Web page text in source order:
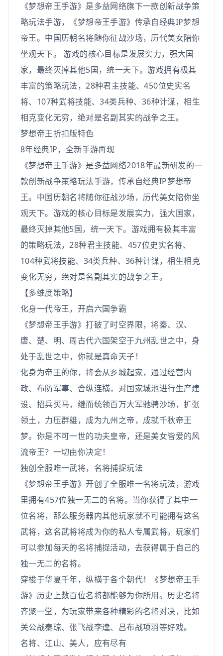
《梦想帝王手游》是多益网络旗下一款创新战争策
略玩法手游，《梦想帝王手游》传承自经典IP梦想
帝王。中国历朝名将随你征战沙场，历代美女陪你
坐观天下。 游戏的核心目标是发展实力，强大国
家，最终灭掉其他5国，统一天下。游戏拥有极其
丰富的策略玩法，28种君主技能、450位史实名
将、107种武将技能、34类兵种、36种计谋，相生
相克变化无穷，绝对是名副其实的战争之王。
梦想帝王折扣版特色
8年经典IP，全新手游再现
《梦想帝王手游》是多益网络2018年最新研发的一
款创新战争策略玩法手游，传承自经典IP梦想帝
王。中国历朝名将随你征战沙场，历代美女陪你坐
观天下。游戏的核心目标是发展实力，强大国家，
最终灭掉其他5国，统一天下。游戏拥有极其丰富
的策略玩法，28种君主技能、457位史实名将、
104种武将技能、34类兵种、36种计谋，相生相克
变化无穷，绝对是名副其实的战争之王。
【多维度策略】
化身一代帝王，开启六国争霸
《梦想帝王手游》打破了时空界限，将秦、汉、
唐、楚、明、周古代六国架空于九州乱世之中，身
处于乱世之中，你就是真命天子！
化身为帝王的你，将会从乡城起家，通过经营内
政、布防军事、合纵连横，对国家城池进行生产建
设、招兵买马，继而统领百万大军驰骋沙场，扩张
领土，力压群雄，成为九州之帝，成就千秋帝王
梦。你是不可一世的功夫皇帝，还是美女皆爱的风
流帝王？一切由你决定！
独创全服唯一武将，名将捕捉玩法
《梦想帝王手游》开创了全服唯一名将玩法，游戏
里拥有457位独一无二的名将。当你获得了其中一
位名将，那么服务器内其他玩家就不可能拥有这名
武将，这名武将将成为你的私人专属武将。玩家们
可以参加每天的名将捕捉活动，去获得属于自己的
独一无二的名将。
穿梭于华夏千年，纵横于各个朝代！《梦想帝王手
游》历史上数百位名将都能够为你所用。历史名将
齐聚一堂，为玩家带来各种精彩的名将对决，比如
关公战秦琼、张飞战李逵、吕布战项羽等好戏。
名将、江山、美人，应有尽有